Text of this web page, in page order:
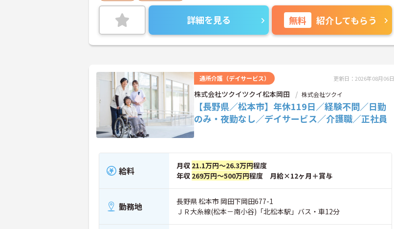
詳細を見る 無料 紹介してもらう
通所介護（デイサービス） 更新日：2026年08月06日
株式会社ツクイツクイ松本岡田 株式会社ツクイ
【長野県／松本市】年休119日／経験不問／日勤
のみ・夜勤なし／デイサービス／介護職／正社員
給料 月収 21.1万円～26.3万円程度
年収 269万円～500万円程度 月給×12ヶ月＋賞与
勤務地
長野県 松本市 岡田下岡田677-1
ＪＲ大糸線(松本－南小谷)「北松本駅」バス・車12分